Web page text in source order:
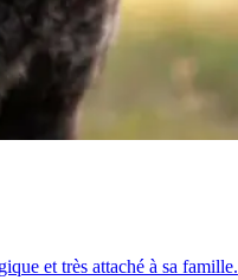
et très attaché à sa famille.